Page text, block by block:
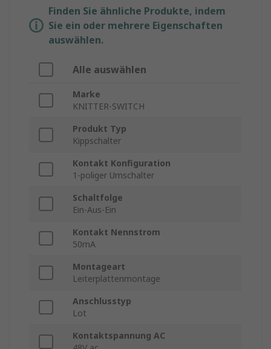
Finden Sie ähnliche Produkte, indem
Sie ein oder mehrere Eigenschaften
auswählen.
Alle auswählen
Marke
KNITTER-SWITCH
Produkt Typ
Kippschalter
Kontakt Konfiguration
1-poliger Umschalter
Schaltfolge
Ein-Aus-Ein
Kontakt Nennstrom
50mA
Montageart
Leiterplattenmontage
Anschlusstyp
Lot
Kontaktspannung AC